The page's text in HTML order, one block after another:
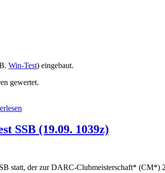
Win-Test) eingebaut.
gewertet.
SSB (19.09. 1039z)
statt, der zur DARC-Clubmeisterschaft* (CM*)